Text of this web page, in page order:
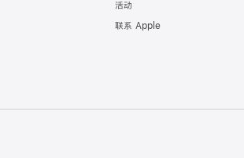
活动
联系 Apple